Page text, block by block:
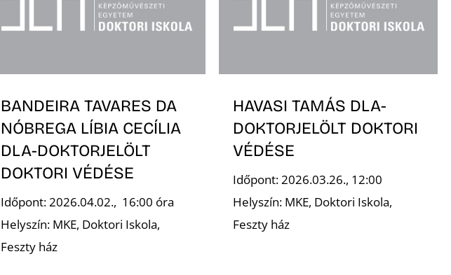
BANDEIRA TAVARES DA
NÓBREGA LÍBIA CECÍLIA
DLA-DOKTORJELÖLT
DOKTORI VÉDÉSE
Időpont: 2026.04.02., 16:00 óra
Helyszín: MKE, Doktori Iskola,
Feszty ház
HAVASI TAMÁS DLA-
DOKTORJELÖLT DOKTORI
VÉDÉSE
Időpont: 2026.03.26., 12:00
Helyszín: MKE, Doktori Iskola,
Feszty ház